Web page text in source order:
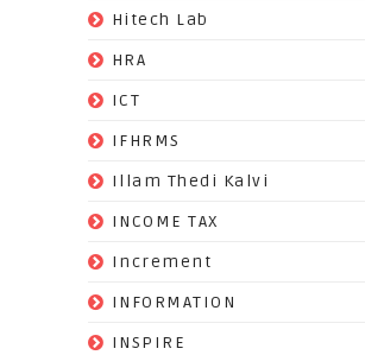
Hitech Lab
HRA
ICT
IFHRMS
Illam Thedi Kalvi
INCOME TAX
Increment
INFORMATION
INSPIRE